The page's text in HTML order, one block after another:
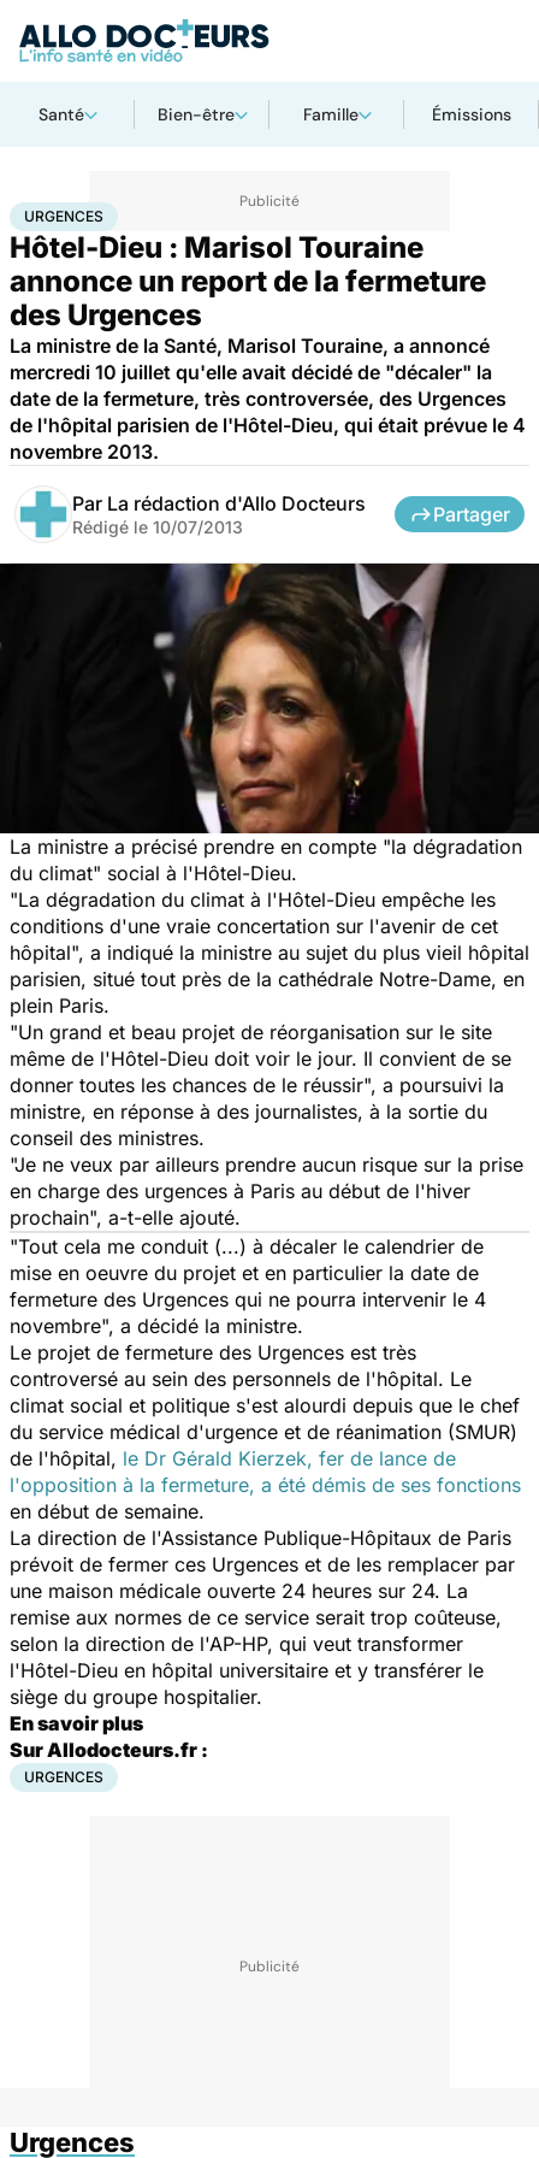
Santé Bien-être Famille Émissions
AccueilSanté Société Santé publiqueUrgences
URGENCES
Hôtel-Dieu : Marisol Touraine
annonce un report de la fermeture
des Urgences
La ministre de la Santé, Marisol Touraine, a annoncé
mercredi 10 juillet qu'elle avait décidé de "décaler" la
date de la fermeture, très controversée, des Urgences
de l'hôpital parisien de l'Hôtel-Dieu, qui était prévue le 4
novembre 2013.
Par La rédaction d'Allo Docteurs
Rédigé le 10/07/2013
Partager
La ministre a précisé prendre en compte "la dégradation
du climat" social à l'Hôtel-Dieu.
"La dégradation du climat à l'Hôtel-Dieu empêche les
conditions d'une vraie concertation sur l'avenir de cet
hôpital", a indiqué la ministre au sujet du plus vieil hôpital
parisien, situé tout près de la cathédrale Notre-Dame, en
plein Paris.
"Un grand et beau projet de réorganisation sur le site
même de l'Hôtel-Dieu doit voir le jour. Il convient de se
donner toutes les chances de le réussir", a poursuivi la
ministre, en réponse à des journalistes, à la sortie du
conseil des ministres.
"Je ne veux par ailleurs prendre aucun risque sur la prise
en charge des urgences à Paris au début de l'hiver
prochain", a-t-elle ajouté.
"Tout cela me conduit (...) à décaler le calendrier de
mise en oeuvre du projet et en particulier la date de
fermeture des Urgences qui ne pourra intervenir le 4
novembre", a décidé la ministre.
Le projet de fermeture des Urgences est très
controversé au sein des personnels de l'hôpital. Le
climat social et politique s'est alourdi depuis que le chef
du service médical d'urgence et de réanimation (SMUR)
de l'hôpital, le Dr Gérald Kierzek, fer de lance de
l'opposition à la fermeture, a été démis de ses fonctions
en début de semaine.
La direction de l'Assistance Publique-Hôpitaux de Paris
prévoit de fermer ces Urgences et de les remplacer par
une maison médicale ouverte 24 heures sur 24. La
remise aux normes de ce service serait trop coûteuse,
selon la direction de l'AP-HP, qui veut transformer
l'Hôtel-Dieu en hôpital universitaire et y transférer le
siège du groupe hospitalier.
En savoir plus
Sur Allodocteurs.fr :
URGENCES
Urgences